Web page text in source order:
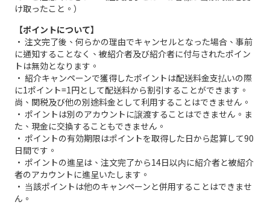
け取ったこと。）
【ポイントについて】
• 注文完了後、何らかの理由でキャンセルとなった場合、事前
に通知することなく、被紹介者及び紹介者に付与されたポイン
トは無効となります。
• 紹介キャンペーンで獲得したポイントは配送料金支払いの際
に1ポイント=1円として配送料から割引することができます。
尚、関税及び他の別途料金として利用することはできません。
• ポイントは別のアカウントに譲渡することはできません。ま
た、現金に交換することもできません。
• ポイントの有効期限はポイントを取得した日から起算して90
日間です。
• ポイントの進呈は、注文完了から14日以内に紹介者と被紹介
者のアカウントに進呈いたします。
• 当該ポイントは他のキャンペーンと併用することはできませ
ん。